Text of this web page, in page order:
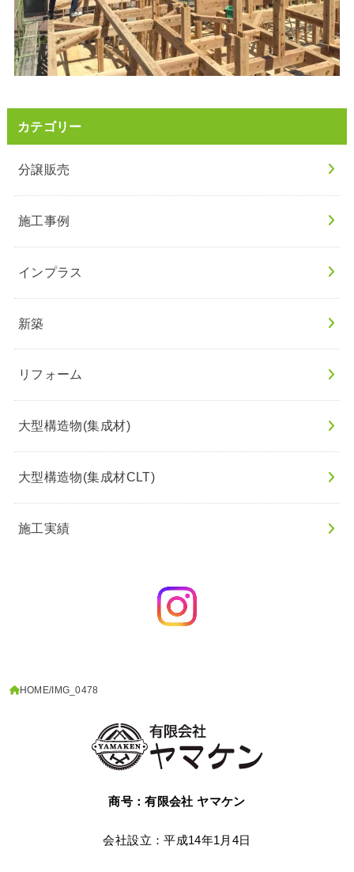
カテゴリー
分譲販売
施工事例
インプラス
新築
リフォーム
大型構造物(集成材)
大型構造物(集成材CLT)
施工実績
HOME IMG_0478
商号：有限会社 ヤマケン
会社設立：平成14年1月4日